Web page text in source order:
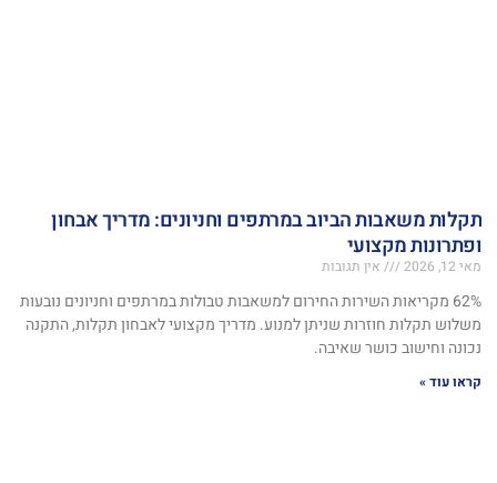
תקלות משאבות הביוב במרתפים וחניונים: מדריך אבחון
ופתרונות מקצועי
מאי 12, 2026 אין תגובות
62% מקריאות השירות החירום למשאבות טבולות במרתפים וחניונים נובעות
משלוש תקלות חוזרות שניתן למנוע. מדריך מקצועי לאבחון תקלות, התקנה
נכונה וחישוב כושר שאיבה.
קראו עוד »